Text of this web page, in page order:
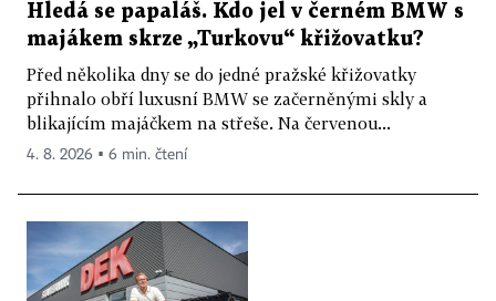
Hledá se papaláš. Kdo jel v černém BMW s
majákem skrze „Turkovu“ křižovatku?
Před několika dny se do jedné pražské křižovatky
přihnalo obří luxusní BMW se začerněnými skly a
blikajícím majáčkem na střeše. Na červenou...
4. 8. 2026 ▪ 6 min. čtení